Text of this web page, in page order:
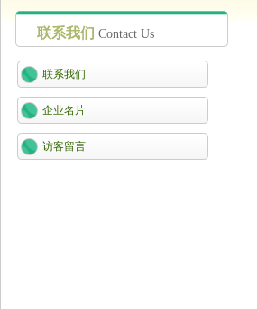
联系我们 Contact Us
联系我们
企业名片
访客留言